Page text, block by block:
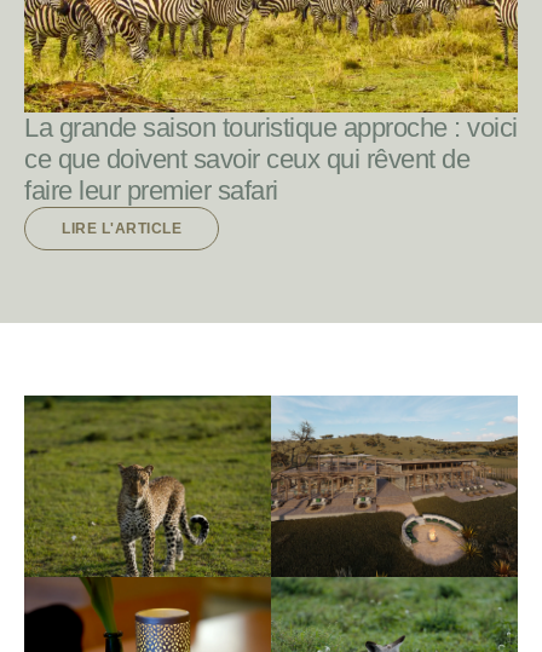
La grande saison touristique approche : voici
ce que doivent savoir ceux qui rêvent de
faire leur premier safari
LIRE L'ARTICLE